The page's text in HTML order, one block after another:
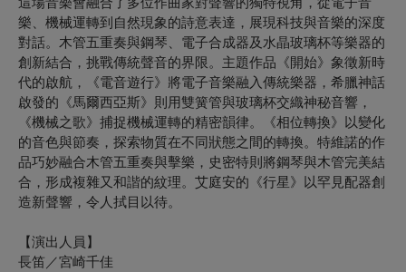
樂、機械運轉到自然現象的詩意表達，展現科技與音樂的深度
對話。木管五重奏與鋼琴、電子合成器及水晶玻璃杯等樂器的
創新結合，挑戰傳統聲音的界限。主題作品《開始》象徵新時
代的啟航，《電音遊行》將電子音樂融入傳統樂器，希臘神話
啟發的《馬爾西亞斯》則用雙簧管與玻璃杯交織神秘音響，
《機械之歌》捕捉機械運轉的精密韻律。《相位轉換》以變化
的音色與節奏，探索物質在不同狀態之間的轉換。特維諾的作
品巧妙融合木管五重奏與擊樂，史密特則將鋼琴與木管完美結
合，形成複雜又和諧的紋理。艾庭安的《行星》以罕見配器創
造新聲響，令人拭目以待。
【演出人員】
長笛／宮崎千佳